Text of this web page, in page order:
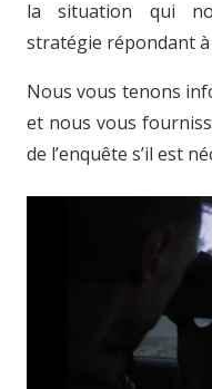
la situation qui
stratégie répondant
Nous vous tenons
et nous vous
de l’enquête s’il est